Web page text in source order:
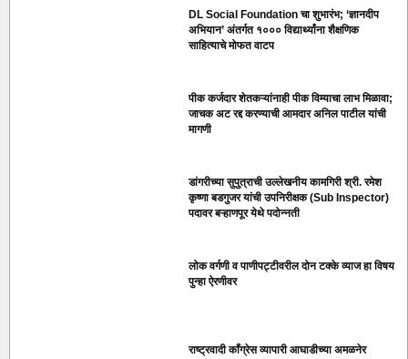
DL Social Foundation चा शुभारंभ; ‘ज्ञानदीप
अभियान’ अंतर्गत १००० विद्यार्थ्यांना शैक्षणिक
साहित्याचे मोफत वाटप
पीक कर्जदार शेतकऱ्यांनाही पीक विम्याचा लाभ मिळावा;
जाचक अट रद्द करण्याची आमदार अनिल पाटील यांची
मागणी
डांगरीच्या सुपुत्राची उल्लेखनीय कामगिरी श्री. रमेश
कृष्णा बडगुजर यांची उपनिरीक्षक (Sub Inspector)
पदावर बऱ्हाणपूर येथे पदोन्नती
लोक वर्गणी व पाणीपट्टीवरील दोन टक्के व्याज हा विषय
पुन्हा ऐरणीवर
राष्ट्रवादी काँग्रेस व्यापारी आघाडीच्या अमळनेर